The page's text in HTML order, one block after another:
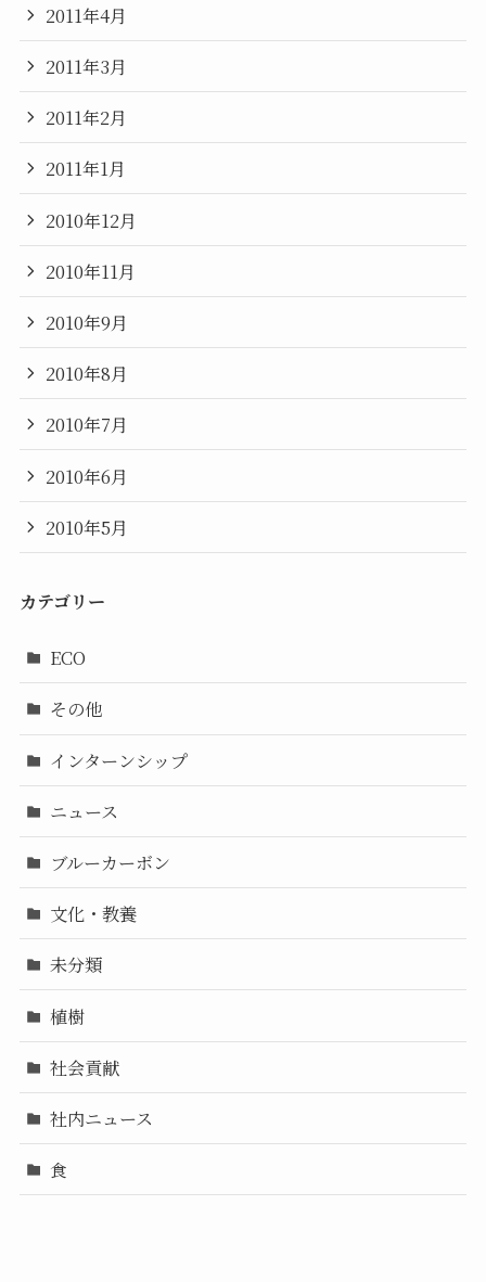
2011年4月
2011年3月
2011年2月
2011年1月
2010年12月
2010年11月
2010年9月
2010年8月
2010年7月
2010年6月
2010年5月
カテゴリー
ECO
その他
インターンシップ
ニュース
ブルーカーボン
文化・教養
未分類
植樹
社会貢献
社内ニュース
食